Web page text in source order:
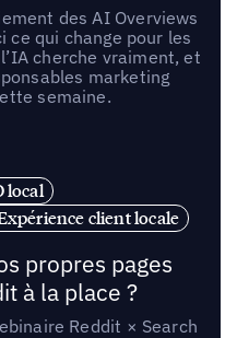
des AI Overviews
ce qui change pour les
cherche vraiment, et
marketing
semaine.
local
client locale
propres pages
à la place ?
Reddit × Search